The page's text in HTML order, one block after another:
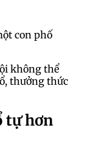
con phố
không thể
thưởng thức
tự hơn